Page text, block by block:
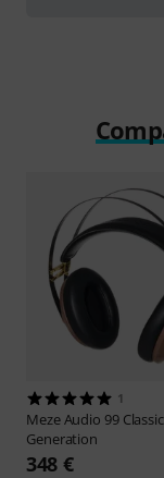
1
Meze Audio 99
Generation
348 €